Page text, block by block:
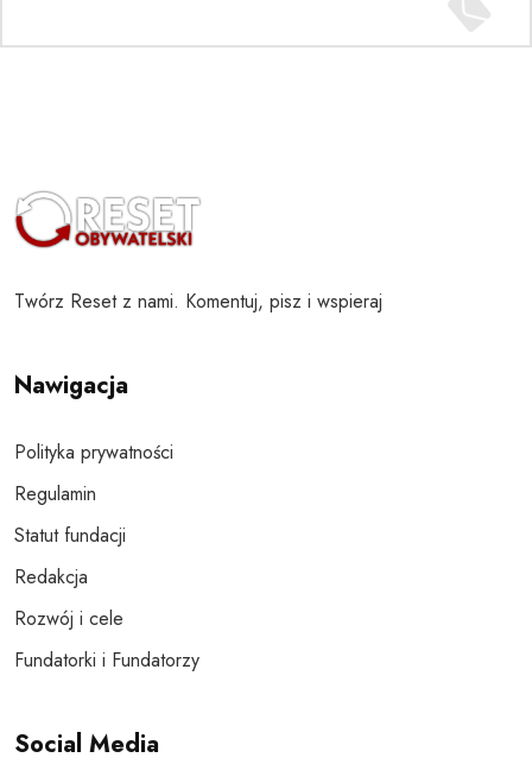
Twórz Reset z nami. Komentuj, pisz i wspieraj
Nawigacja
Polityka prywatności
Regulamin
Statut fundacji
Redakcja
Rozwój i cele
Fundatorki i Fundatorzy
Social Media